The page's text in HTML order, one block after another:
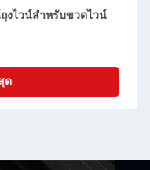
แก้วของขวัญไวน์ 2
ด